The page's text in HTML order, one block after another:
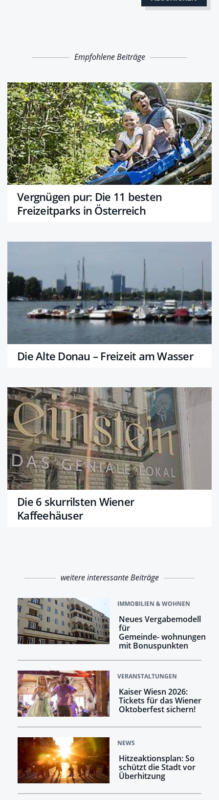
Empfohlene Beiträge
Vergnügen pur: Die 11 besten
Freizeitparks in Österreich
Die Alte Donau – Freizeit am Wasser
Die 6 skurrilsten Wiener
Kaffeehäuser
weitere interessante Beiträge
IMMOBILIEN & WOHNEN
Neues Vergabemodell
für
Gemeinde- wohnungen
mit Bonuspunkten
VERANSTALTUNGEN
Kaiser Wiesn 2026:
Tickets für das Wiener
Oktoberfest sichern!
NEWS
Hitzeaktionsplan: So
schützt die Stadt vor
Überhitzung